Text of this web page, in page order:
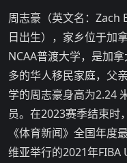
周志豪（英文名：Zach
日出生），家乡位于加
NCAA普渡大学，是加
多的华人移民家庭，父
学的周志豪身高为2.24
员。在2023赛季结束时
《体育新闻》全国年度
维亚举行的2021年FIBA